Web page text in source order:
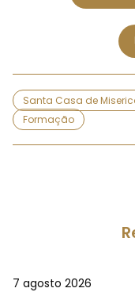
Santa Casa de
Formação
7 agosto 2026